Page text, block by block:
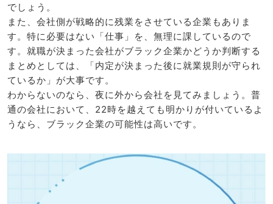
でしょう。
また、会社側が戦略的に残業をさせている企業もありま
す。特に必要はない「仕事」を、無理に課しているので
す。就職が決まった会社がブラック企業かどうか判断する
まとめとしては、「内定が決まった後に就業規則が守られ
ているか」が大事です。
わからないのなら、夜に外から会社を見てみましょう。普
通の会社において、22時を越えても明かりが付いているよ
うなら、ブラック企業の可能性は高いです。